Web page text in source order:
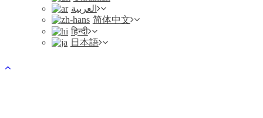
العربية
简体中文
हिन्दी
日本語